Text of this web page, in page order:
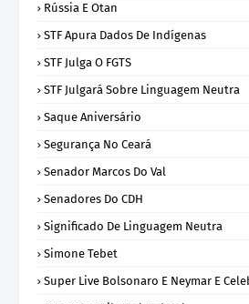
Rússia E Otan
STF Apura Dados De Indígenas
STF Julga O FGTS
STF Julgará Sobre Linguagem Neutra
Saque Aniversário
Segurança No Ceará
Senador Marcos Do Val
Senadores Do CDH
Significado De Linguagem Neutra
Simone Tebet
Super Live Bolsonaro E Neymar E